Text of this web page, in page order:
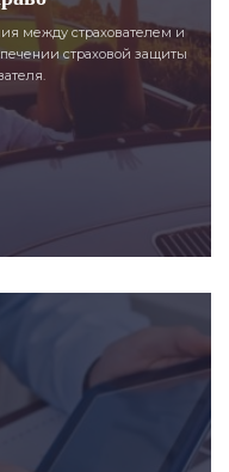
между страхователем и
страховой защиты